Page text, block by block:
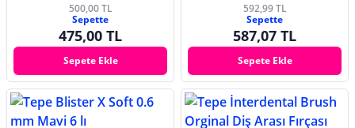
500,00 TL
Sepette
475,00 TL
Sepete Ekle
592,99 TL
Sepette
587,07 TL
Sepete Ekle